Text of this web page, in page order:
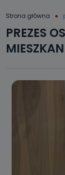
Strona główna
PREZES